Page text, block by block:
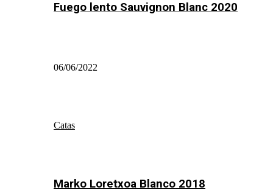
Fuego lento Sauvignon Blanc 2020
06/06/2022
Catas
Marko Loretxoa Blanco 2018